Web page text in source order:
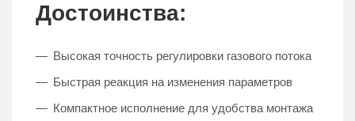
Достоинства:
Высокая точность регулировки газового потока
Быстрая реакция на изменения параметров
Компактное исполнение для удобства монтажа